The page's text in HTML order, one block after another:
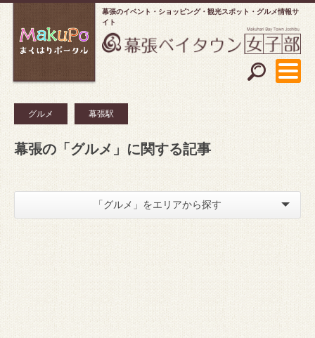
幕張のイベント・ショッピング
観光スポット・グルメ情報サ
イト
グルメ 幕張駅
幕張の「グルメ」に関する記事
「グルメ」をエリアから探す